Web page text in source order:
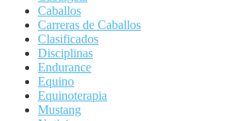
Caballos
Carreras de Caballos
Clasificados
Disciplinas
Endurance
Equino
Equinoterapia
Mustang